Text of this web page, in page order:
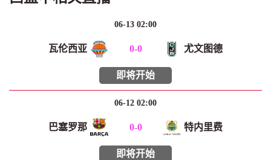
06-13 02:00
瓦伦西亚 0-0 尤文图德
即将开始
06-12 02:00
巴塞罗那 0-0 特内里费
即将开始